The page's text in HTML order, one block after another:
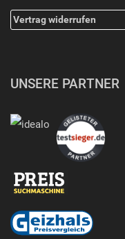
Vertrag widerrufen
UNSERE PARTNER